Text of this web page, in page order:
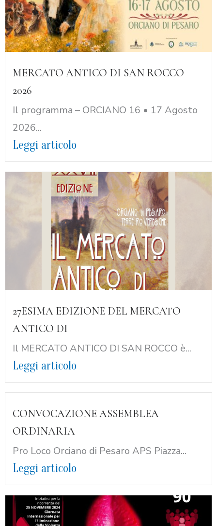
MERCATO ANTICO DI SAN ROCCO
2026
Il programma – ORCIANO 16 • 17 Agosto
2026...
Leggi articolo
27ESIMA EDIZIONE DEL MERCATO
ANTICO DI
Il MERCATO ANTICO DI SAN ROCCO è...
Leggi articolo
CONVOCAZIONE ASSEMBLEA
ORDINARIA
Pro Loco Orciano di Pesaro APS Piazza...
Leggi articolo